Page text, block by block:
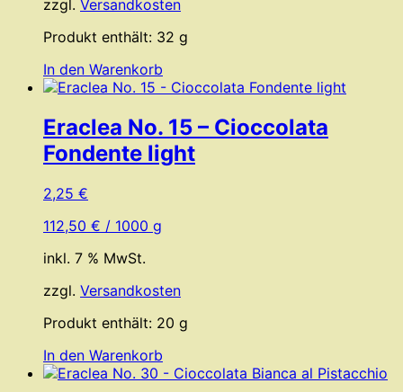
zzgl. Versandkosten
Produkt enthält: 32 g
In den Warenkorb
Eraclea No. 15 – Cioccolata
Fondente light
2,25 €
112,50 € / 1000 g
inkl. 7 % MwSt.
zzgl. Versandkosten
Produkt enthält: 20 g
In den Warenkorb